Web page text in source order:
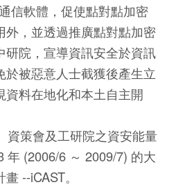
信軟體，促使點對點加密
外，並透過推廣點對點加密
研院，宣導資訊安全於資訊
被惡意人士截獲後產生立
料在地化和本土自主開
資策會及工研院之資安能量
年 (2006/6 ～ 2009/7) 的大
--iCAST。